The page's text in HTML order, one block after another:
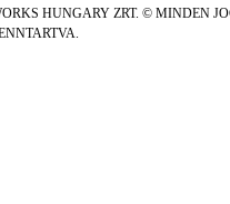
HUNGARY ZRT. © MINDEN